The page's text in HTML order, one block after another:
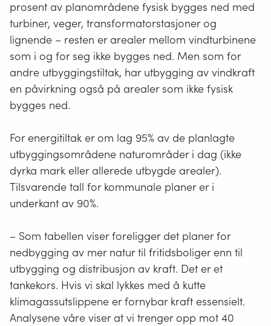
prosent av planområdene fysisk bygges ned med
turbiner, veger, transformatorstasjoner og
lignende – resten er arealer mellom vindturbinene
som i og for seg ikke bygges ned. Men som for
andre utbyggingstiltak, har utbygging av vindkraft
en påvirkning også på arealer som ikke fysisk
bygges ned.
For energitiltak er om lag 95% av de planlagte
utbyggingsområdene naturområder i dag (ikke
dyrka mark eller allerede utbygde arealer).
Tilsvarende tall for kommunale planer er i
underkant av 90%.
– Som tabellen viser foreligger det planer for
nedbygging av mer natur til fritidsboliger enn til
utbygging og distribusjon av kraft. Det er et
tankekors. Hvis vi skal lykkes med å kutte
klimagassutslippene er fornybar kraft essensielt.
Analysene våre viser at vi trenger opp mot 40